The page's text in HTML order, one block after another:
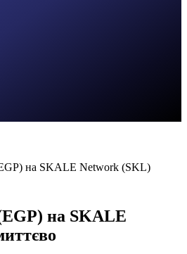
на SKALE Network (SKL)
на SKALE